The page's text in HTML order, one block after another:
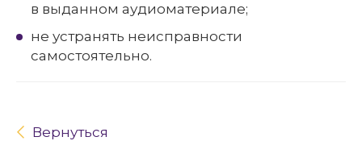
в выданном аудиоматериале;
не устранять неисправности
самостоятельно.
Вернуться